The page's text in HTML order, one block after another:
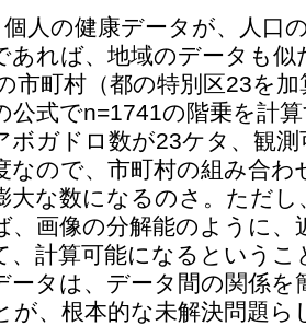
個人の健康データが、人口
あれば、地域のデータも
市町村（都の特別区23を
公式でn=1741の階乗を計
ボガドロ数が23ケタ、観
なので、市町村の組み合
大な数になるのさ。ただ
、画像の分解能のように、
、計算可能になるという
ータは、データ間の関係を
が、根本的な未解決問題ら